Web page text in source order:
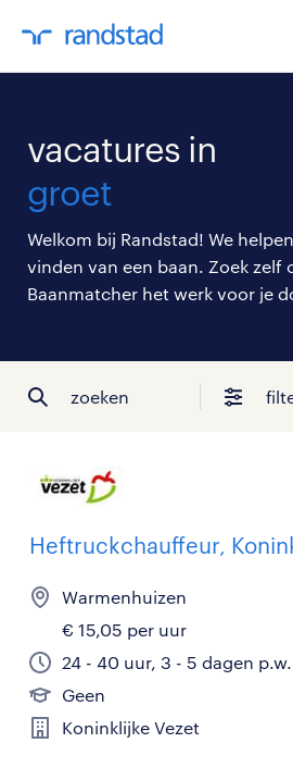
vacatures in
groet
Welkom bij Randstad! We
vinden van een baan. Zoek zelf
Baanmatcher het werk voor je
zoeken
Heftruckchauffeur,
Warmenhuizen
€ 15,05 per uur
24 - 40 uur, 3 - 5 dagen p.w.
Geen
Koninklijke Vezet